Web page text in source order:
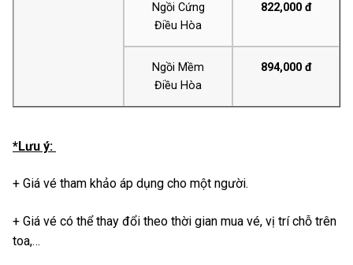
Ngồi Cứng
Điều Hòa
822,000 đ
Ngồi Mềm
Điều Hòa
894,000 đ
*Lưu ý:
+ Giá vé tham khảo áp dụng cho một người.
+ Giá vé có thể thay đổi theo thời gian mua vé, vị trí chỗ trên
toa,…